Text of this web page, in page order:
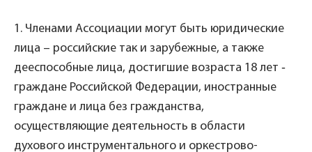
1. Членами Ассоциации могут быть юридические
лица – российские так и зарубежные, а также
дееспособные лица, достигшие возраста 18 лет ‑
граждане Российской Федерации, иностранные
граждане и лица без гражданства,
осуществляющие деятельность в области
духового инструментального и оркестрово-